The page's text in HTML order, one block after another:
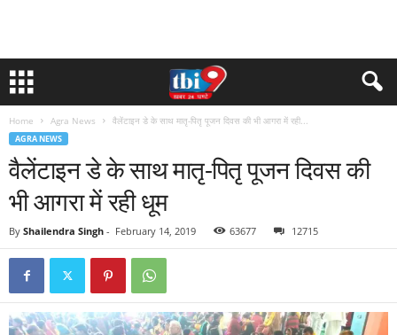
Home Agra News वैलेंटाइन डे के साथ मातृ-पितृ पूजन दिवस की भी आगरा में रही...
AGRA NEWS
वैलेंटाइन डे के साथ मातृ-पितृ पूजन दिवस की
भी आगरा में रही धूम
By Shailendra Singh - February 14, 2019 63677 12715